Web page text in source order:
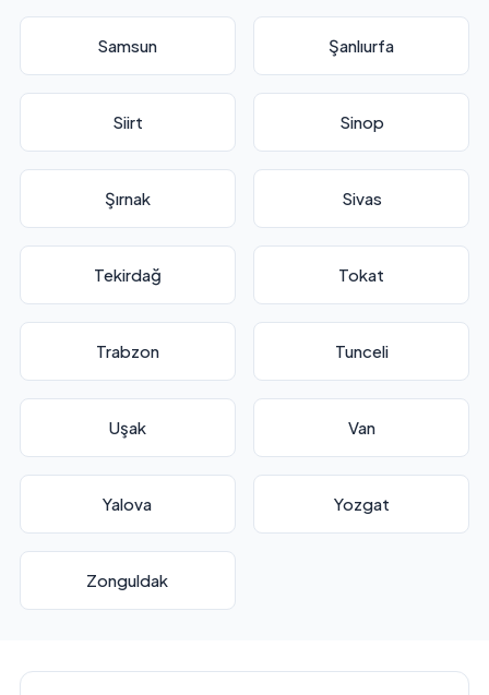
Samsun Şanlıurfa
Siirt Sinop
Şırnak Sivas
Tekirdağ Tokat
Trabzon Tunceli
Uşak Van
Yalova Yozgat
Zonguldak